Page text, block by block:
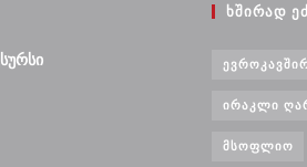
ᲮᲨᲘᲠᲐᲓ
ᲘᲠᲐᲙᲚᲘ
ᲛᲡᲝᲤᲚᲘᲝ